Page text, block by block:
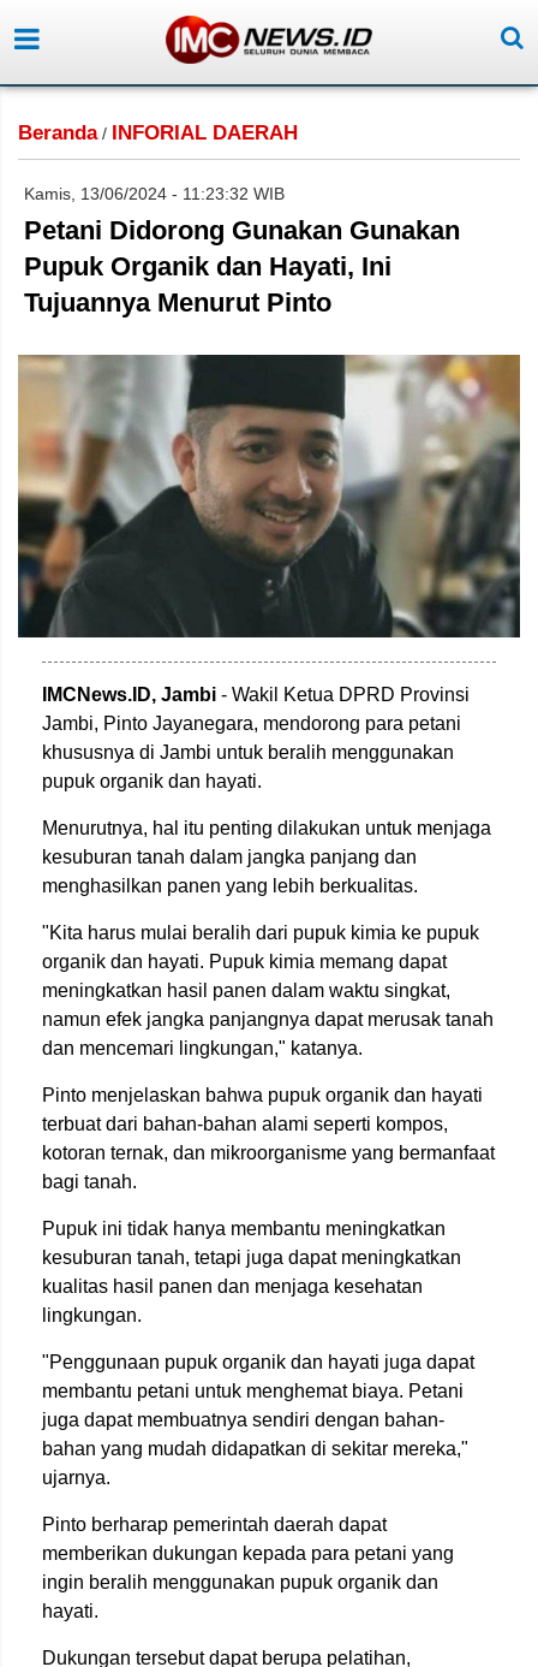
Beranda/ INFORIAL DAERAH
Kamis, 13/06/2024 - 11:23:32 WIB
Petani Didorong Gunakan Gunakan
Pupuk Organik dan Hayati, Ini
Tujuannya Menurut Pinto
IMCNews.ID, Jambi - Wakil Ketua DPRD Provinsi
Jambi, Pinto Jayanegara, mendorong para petani
khususnya di Jambi untuk beralih menggunakan
pupuk organik dan hayati.
Menurutnya, hal itu penting dilakukan untuk menjaga
kesuburan tanah dalam jangka panjang dan
menghasilkan panen yang lebih berkualitas.
"Kita harus mulai beralih dari pupuk kimia ke pupuk
organik dan hayati. Pupuk kimia memang dapat
meningkatkan hasil panen dalam waktu singkat,
namun efek jangka panjangnya dapat merusak tanah
dan mencemari lingkungan," katanya.
Pinto menjelaskan bahwa pupuk organik dan hayati
terbuat dari bahan-bahan alami seperti kompos,
kotoran ternak, dan mikroorganisme yang bermanfaat
bagi tanah.
Pupuk ini tidak hanya membantu meningkatkan
kesuburan tanah, tetapi juga dapat meningkatkan
kualitas hasil panen dan menjaga kesehatan
lingkungan.
"Penggunaan pupuk organik dan hayati juga dapat
membantu petani untuk menghemat biaya. Petani
juga dapat membuatnya sendiri dengan bahan-
bahan yang mudah didapatkan di sekitar mereka,"
ujarnya.
Pinto berharap pemerintah daerah dapat
memberikan dukungan kepada para petani yang
ingin beralih menggunakan pupuk organik dan
hayati.
Dukungan tersebut dapat berupa pelatihan,